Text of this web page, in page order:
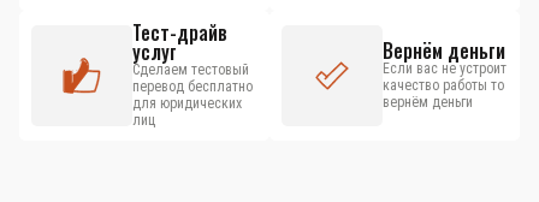
Тест-драйв
услуг
Сделаем тестовый
перевод бесплатно
для юридических
лиц
Вернём деньги
Если вас не устроит
качество работы то
вернём деньги